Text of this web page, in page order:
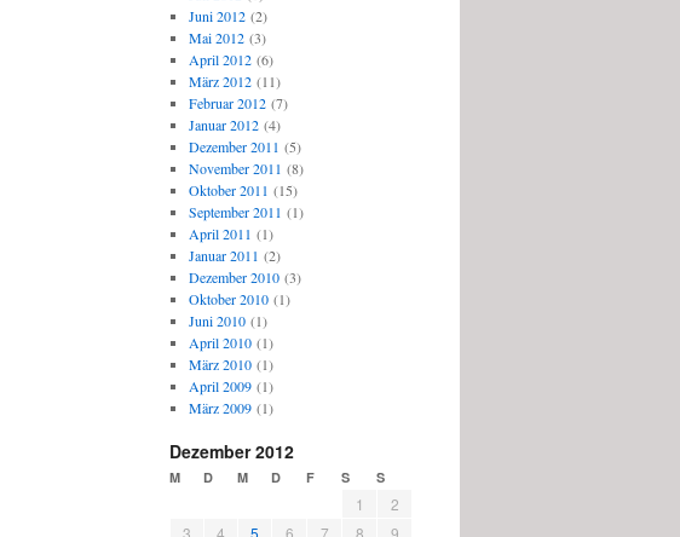
Juni 2012(2)
Mai 2012(3)
April 2012(6)
März 2012(11)
Februar 2012(7)
Januar 2012(4)
Dezember 2011 (5)
November 2011 (8)
Oktober 2011 (15)
September 2011 (1)
April 2011 (1)
Januar 2011 (2)
Dezember 2010(3)
Oktober 2010(1)
Juni 2010(1)
April 2010(1)
März 2010(1)
April 2009(1)
März 2009(1)
Dezember 2012
M D M D F S S
1
2
3
4 5 6 7 8 9